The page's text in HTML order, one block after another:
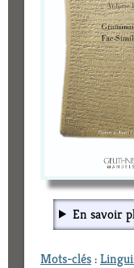
En savoir
Mots-clés: